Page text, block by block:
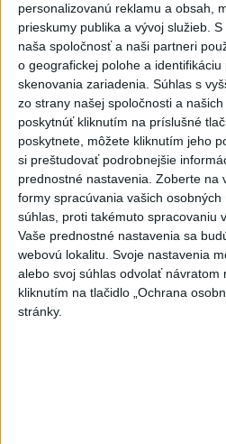
personalizovanú reklamu a obsah,
prieskumy publika a vývoj služieb. S
naša spoločnosť a naši partneri
o geografickej polohe a
skenovania zariadenia. Súhlas s
zo strany našej spoločnosti a
poskytnúť kliknutím na príslušné
poskytnete, môžete kliknutím jeho
si preštudovať podrobnejšie
prednostné nastavenia. Zoberte na
formy spracúvania vašich
súhlas, proti takémuto spracovaniu
Vaše prednostné nastavenia sa
webovú lokalitu. Svoje nastavenia
alebo svoj súhlas odvolať návratom
kliknutím na tlačidlo „Ochrana
stránky.
Slovensko
Polícia
nekalé
včera 19:25
Erik Tomáš: Ak si I. Korčok založí
Aktuálne je dočasne zatvorených
otvoriť do 30.9.
Šaško chce v krátkom čase
záchrankový tender
Zahraničie